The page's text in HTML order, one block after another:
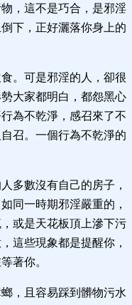
，這不是巧合，是邪淫
下，正好灑落你身上的
。可是邪淫的人，卻很
大家都明白，都怨黑心
為不乾淨，感召來了不
召。一個行為不乾淨的
多數沒有自己的房子，
同一時期邪淫嚴重的，
或是天花板頂上滲下污
這些現象都是提醒你，
著你。
，且容易踩到髒物污水